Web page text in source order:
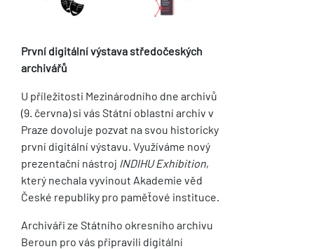
První digitální výstava středočeských
archivářů
U příležitosti Mezinárodního dne archivů
(9. června) si vás Státní oblastní archiv v
Praze dovoluje pozvat na svou historicky
první digitální výstavu. Využíváme nový
prezentační nástroj INDIHU Exhibition,
který nechala vyvinout Akademie věd
České republiky pro paměťové instituce.
Archiváři ze Státního okresního archivu
Beroun pro vás připravili digitální